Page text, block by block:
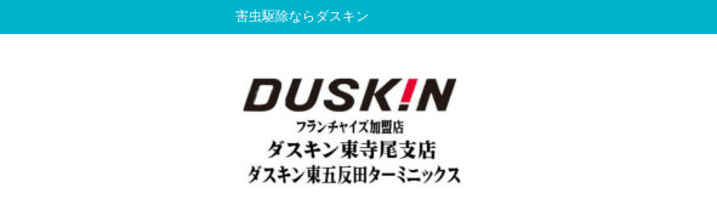
害虫駆除ならダスキン